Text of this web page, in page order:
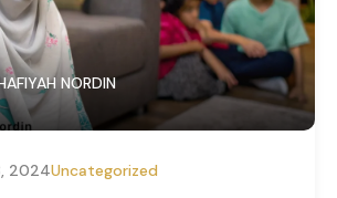
NORDIN
2024Uncategorized